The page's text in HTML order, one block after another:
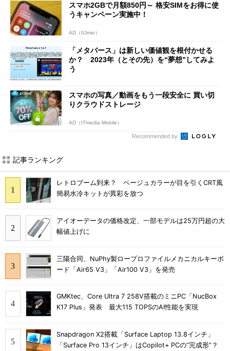
スマホ2GBで月額850円～ 格安SIMをお得に使
うキャンペーン実施中！
AD（IIJmio）
「メタバース」は新しい価値観を根付かせる
か？ 2023年（とその先）を“夢想”してみよ
う
スマホの写真／動画をもう一段安全に 買い切
りクラウドストレージ
AD（ITmedia Mobile）
Recommended by
記事ランキング
レトロブーム到来？ ベージュカラーが目を引くCRT風
簡易水冷キットが異彩を放つ
アイオーデータの価格改定、一部モデルは25万円超の大
幅値上げに
三陽合同、NuPhy製ロープロファイルメカニカルキーボ
ード「Air65 V3」「Air100 V3」を発売
GMKtec、Core Ultra 7 258V搭載のミニPC「NucBox
K17 Plus」発表 最大115 TOPSのAI性能を実現
Snapdragon X2搭載「Surface Laptop 13.8インチ」
「Surface Pro 13インチ」はCopilot+ PCの“完成形”？